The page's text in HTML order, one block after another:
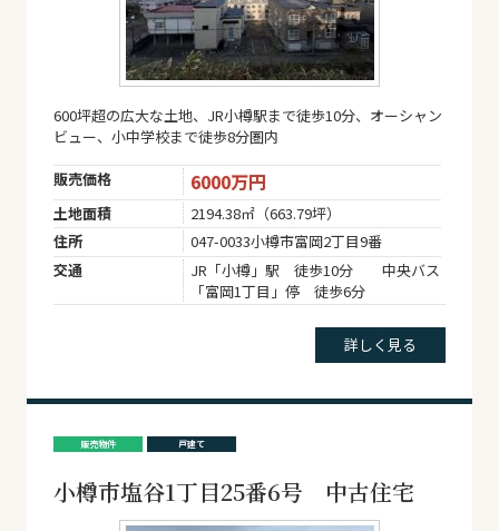
600坪超の広大な土地、JR小樽駅まで徒歩10分、オーシャン
ビュー、小中学校まで徒歩8分圏内
販売価格 6000万円
土地面積
2194.38㎡（663.79坪）
住所
047-0033小樽市富岡2丁目9番
交通
JR「小樽」駅 徒歩10分 中央バス
「富岡1丁目」停 徒歩6分
詳しく見る
販売物件 戸建て
小樽市塩谷1丁目25番6号 中古住宅